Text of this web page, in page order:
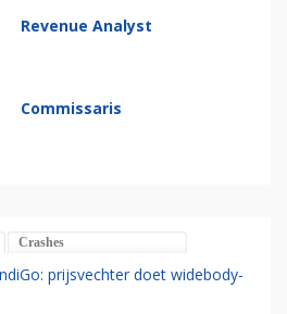
Revenue Analyst
Commissaris
Crashes
prijsvechter doet widebody-